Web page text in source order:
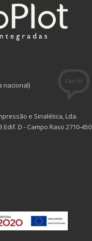
nacional)
e Sinalética, Lda.
Edif. D - Campo Raso 2710-450